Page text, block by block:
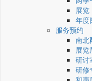
展览
年度
服务预约
南北
展览
研讨
研修